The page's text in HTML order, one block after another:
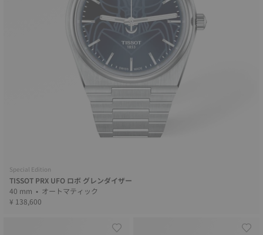
Special Edition
TISSOT PRX UFO ロボ グレンダイザー
40 mm • オートマティック
¥ 138,600